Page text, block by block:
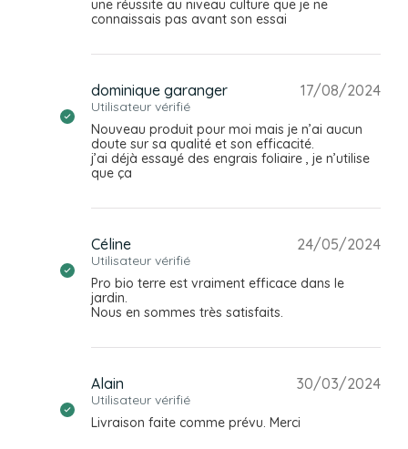
une réussite au niveau culture que je ne
connaissais pas avant son essai
dominique garanger
Utilisateur vérifié
17/08/2024
Nouveau produit pour moi mais je n’ai aucun
doute sur sa qualité et son efficacité.
j’ai déjà essayé des engrais foliaire , je n’utilise
que ça
Céline
Utilisateur vérifié
24/05/2024
Pro bio terre est vraiment efficace dans le
jardin.
Nous en sommes très satisfaits.
Alain
Utilisateur vérifié
30/03/2024
Livraison faite comme prévu. Merci